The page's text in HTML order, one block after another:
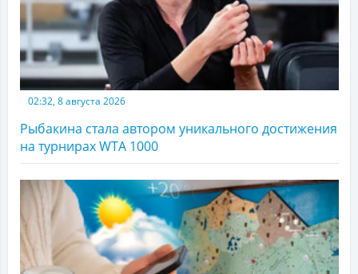
02:32, 8 августа 2026
Рыбакина стала автором уникального достижения
на турнирах WTA 1000